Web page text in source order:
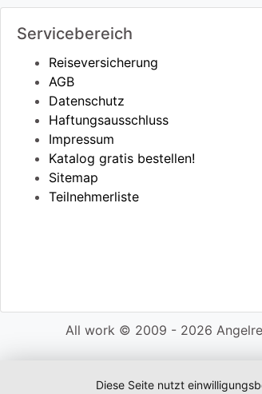
Servicebereich
Reiseversicherung
AGB
Datenschutz
Haftungsausschluss
Impressum
Katalog gratis bestellen!
Sitemap
Teilnehmerliste
All work © 2009 - 2026
Diese Seite nutzt